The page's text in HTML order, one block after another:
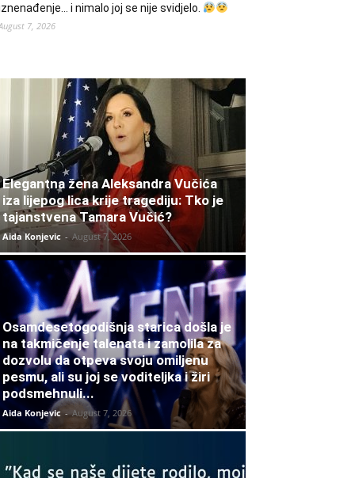
i nimalo joj se nije svidjelo.
7, 2026
Elegantna žena Aleksandra Vučića
iza lijepog lica krije tragediju: Tko je
tajanstvena Tamara Vučić?
Aida Konjevic - August 7, 2026
Osamdesetogodišnja starica došla je
na takmičenje talenata i zamolila za
dozvolu da otpeva svoju omiljenu
pesmu, ali su joj se voditeljka i žiri
podsmehnuli...
Aida Konjevic - August 7, 2026